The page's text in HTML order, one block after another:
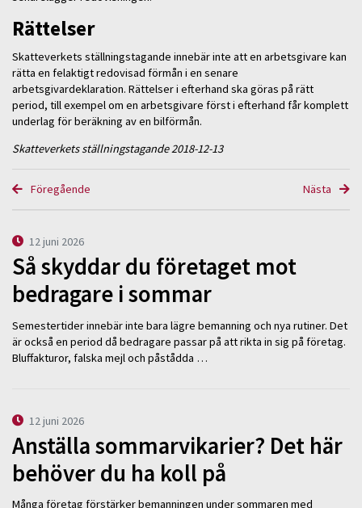
Rättelser
Skatteverkets ställningstagande innebär inte att en arbetsgivare kan
rätta en felaktigt redovisad förmån i en senare
arbetsgivardeklaration. Rättelser i efterhand ska göras på rätt
period, till exempel om en arbetsgivare först i efterhand får komplett
underlag för beräkning av en bilförmån.
Skatteverkets ställningstagande 2018-12-13
Föregående Nästa
12 juni 2026
Så skyddar du företaget mot
bedragare i sommar
Semestertider innebär inte bara lägre bemanning och nya rutiner. Det
är också en period då bedragare passar på att rikta in sig på företag.
Bluffakturor, falska mejl och påstådda …
12 juni 2026
Anställa sommarvikarier? Det här
behöver du ha koll på
Många företag förstärker bemanningen under sommaren med